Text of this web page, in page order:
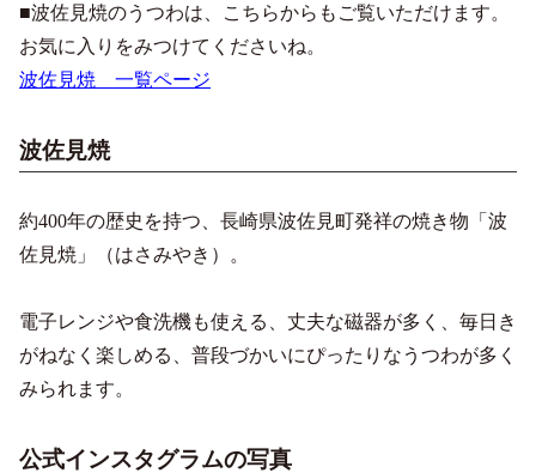
■波佐見焼のうつわは、こちらからもご覧いただけます。
お気に入りをみつけてくださいね。
波佐見焼 一覧ページ
波佐見焼
約400年の歴史を持つ、長崎県波佐見町発祥の焼き物「波
佐見焼」（はさみやき）。
電子レンジや食洗機も使える、丈夫な磁器が多く、毎日き
がねなく楽しめる、普段づかいにぴったりなうつわが多く
みられます。
公式インスタグラムの写真